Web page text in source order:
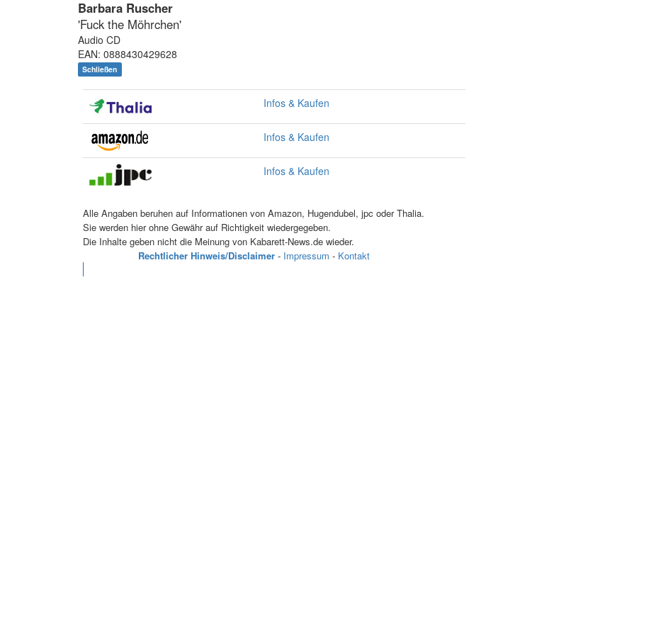
Barbara Ruscher
'Fuck the Möhrchen'
Audio CD
EAN: 0888430429628
Schließen
Infos & Kaufen
Infos & Kaufen
Infos & Kaufen
Alle Angaben beruhen auf Informationen von Amazon, Hugendubel, jpc oder Thalia.
Sie werden hier ohne Gewähr auf Richtigkeit wiedergegeben.
Die Inhalte geben nicht die Meinung von Kabarett-News.de wieder.
Rechtlicher Hinweis/Disclaimer- Impressum - Kontakt